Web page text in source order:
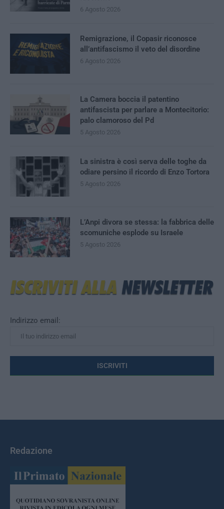
Indirizzo email:
6 Agosto 2026
Remigrazione, il Copasir riconosce
all’antifascismo il veto del disordine
6 Agosto 2026
La Camera boccia il patentino
antifascista per parlare a Montecitorio:
palo clamoroso del Pd
5 Agosto 2026
La sinistra è così serva delle toghe da
odiare persino il ricordo di Enzo Tortora
5 Agosto 2026
L’Anpi divora se stessa: la fabbrica delle
scomuniche esplode su Israele
5 Agosto 2026
Redazione